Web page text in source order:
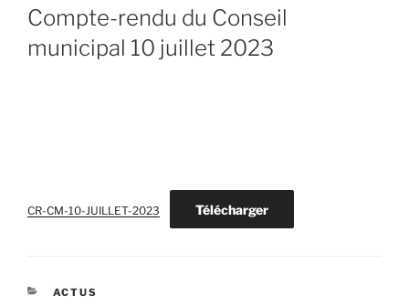
LE
Compte-rendu du Conseil
municipal 10 juillet 2023
CR-CM-10-JUILLET-2023 Télécharger
CATÉGORIES
ACTUS